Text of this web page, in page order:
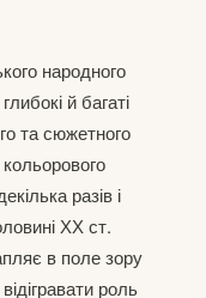
народного
й багаті
та сюжетного
разів і
ХХ ст.
в поле зору
роль